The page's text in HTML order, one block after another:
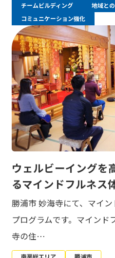
チームビルディング
地域と
コミュニケーション強化
ウェルビーイングを
るマインドフルネス
勝浦市 妙海寺にて、マイ
プログラムです。マインド
寺の住…